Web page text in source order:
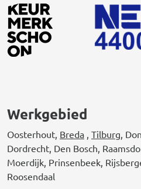
Werkgebied
Oosterhout, Breda Tilburg ,
Dordrecht, Den Bosch,
Moerdijk, Prinsenbeek,
Roosendaal